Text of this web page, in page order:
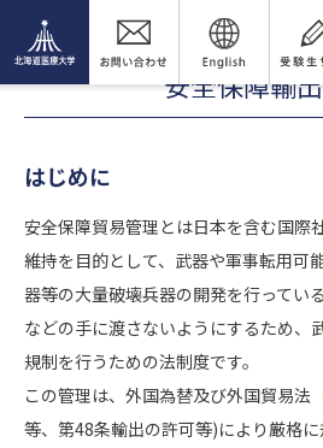
安全保障輸
はじめに
安全保障貿易管理とは日本を含む国際
維持を目的として、武器や軍事転用可
器等の大量破壊兵器の開発を行ってい
などの手に渡さないようにするため、
規制を行うための法制度です。
この管理は、外国為替及び外国貿易法
等、第48条輸出の許可等)により厳格